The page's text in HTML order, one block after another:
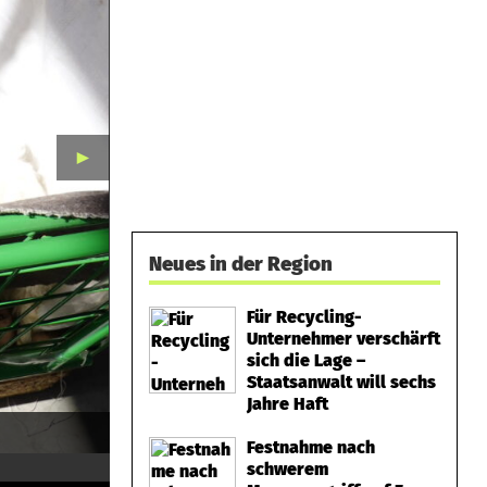
►
Neues in der Region
Für Recycling-
Unternehmer verschärft
sich die Lage –
Staatsanwalt will sechs
Jahre Haft
Festnahme nach
schwerem